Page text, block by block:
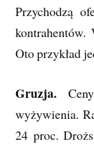
Przychodzą
Oto przykład
Gruzja.
wyżywienia.
24 proc.